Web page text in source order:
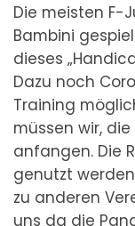
Die meisten F-
Bambini
dieses
Dazu noch
Training
müssen wir,
anfangen. Die
genutzt
zu anderen
uns da die